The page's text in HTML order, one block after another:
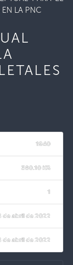
EN LA PNC
1940
560.10 KB
1
de abril de 2022
de abril de 2022